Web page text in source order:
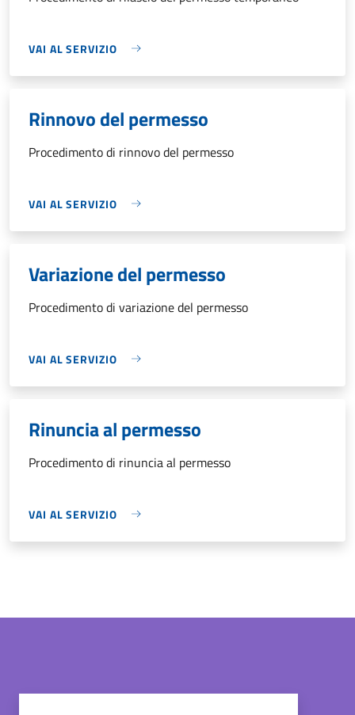
VAI AL SERVIZIO
Rinnovo del permesso
Procedimento di rinnovo del permesso
VAI AL SERVIZIO
Variazione del permesso
Procedimento di variazione del permesso
VAI AL SERVIZIO
Rinuncia al permesso
Procedimento di rinuncia al permesso
VAI AL SERVIZIO